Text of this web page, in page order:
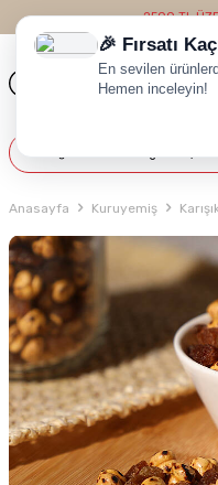
2500 TL
Anasayfa Kuruyemiş